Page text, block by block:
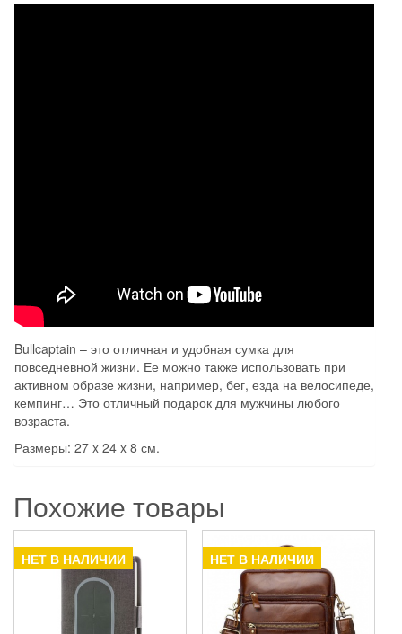
Bullcaptain – это отличная и удобная сумка для
повседневной жизни. Ее можно также использовать при
активном образе жизни, например, бег, езда на велосипеде,
кемпинг… Это отличный подарок для мужчины любого
возраста.
Размеры: 27 x 24 x 8 см.
Похожие товары
НЕТ В НАЛИЧИИ НЕТ В НАЛИЧИИ